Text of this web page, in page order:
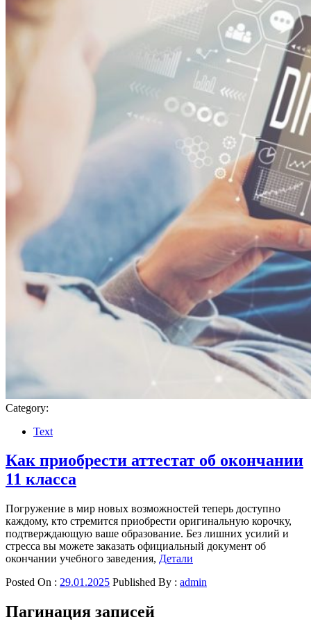
Category:
Text
Как приобрести аттестат об окончании
11 класса
Погружение в мир новых возможностей теперь доступно
каждому, кто стремится приобрести оригинальную корочку,
подтверждающую ваше образование. Без лишних усилий и
стресса вы можете заказать официальный документ об
окончании учебного заведения, Детали
Posted On : 29.01.2025 Published By : admin
Пагинация записей